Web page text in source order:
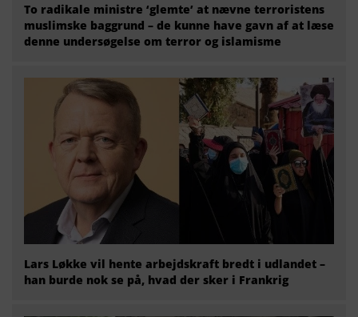
To radikale ministre ‘glemte’ at nævne terroristens
muslimske baggrund – de kunne have gavn af at læse
denne undersøgelse om terror og islamisme
Lars Løkke vil hente arbejdskraft bredt i udlandet –
han burde nok se på, hvad der sker i Frankrig